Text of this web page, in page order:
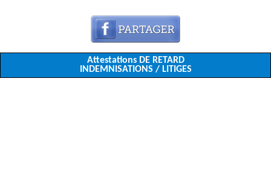
Attestations DE RETARD
INDEMNISATIONS / LITIGES